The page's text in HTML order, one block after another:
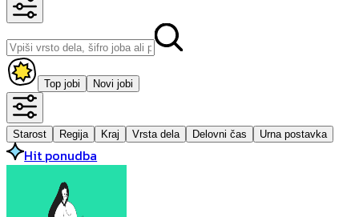
Top jobi Novi jobi
Starost Regija Kraj Vrsta dela Delovni čas Urna postavka
Hit ponudba